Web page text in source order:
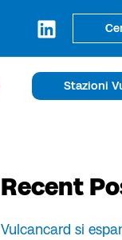
Stazioni
Recent
Vulcancard si